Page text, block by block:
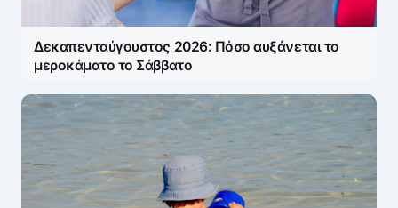
Δεκαπενταύγουστος 2026: Πόσο αυξάνεται το
μεροκάματο το Σάββατο